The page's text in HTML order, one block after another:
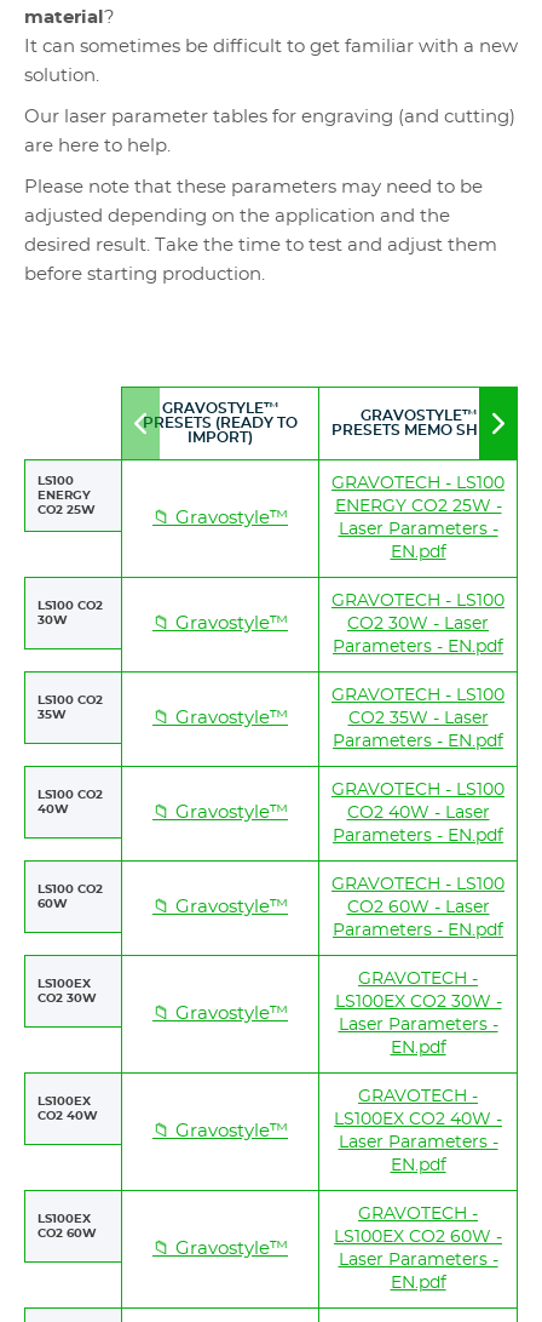
material ?
It can sometimes be difficult to get familiar with a new
solution.
Our laser parameter tables for engraving (and cutting)
are here to help.
Please note that these parameters may need to be
adjusted depending on the application and the
desired result. Take the time to test and adjust them
before starting production.
Move
GRAVOSTYLE™
PRESETS (READY TO
IMPORT)
GRAVOSTYLE™
PRESETS MEMO SHEET
LS100
ENERGY
CO2 25W
📁 Gravostyle™
GRAVOTECH - LS100
ENERGY CO2 25W -
Laser Parameters -
EN.pdf
LS100 CO2
30W
📁 Gravostyle™
GRAVOTECH - LS100
CO2 30W - Laser
Parameters - EN.pdf
LS100 CO2
35W
📁 Gravostyle™
GRAVOTECH - LS100
CO2 35W - Laser
Parameters - EN.pdf
LS100 CO2
40W
📁 Gravostyle™
GRAVOTECH - LS100
CO2 40W - Laser
Parameters - EN.pdf
LS100 CO2
60W
📁 Gravostyle™
GRAVOTECH - LS100
CO2 60W - Laser
Parameters - EN.pdf
LS100EX
CO2 30W
📁 Gravostyle™
GRAVOTECH -
LS100EX CO2 30W -
Laser Parameters -
EN.pdf
LS100EX
CO2 40W
📁 Gravostyle™
GRAVOTECH -
LS100EX CO2 40W -
Laser Parameters -
EN.pdf
LS100EX
CO2 60W
📁 Gravostyle™
GRAVOTECH -
LS100EX CO2 60W -
Laser Parameters -
EN.pdf